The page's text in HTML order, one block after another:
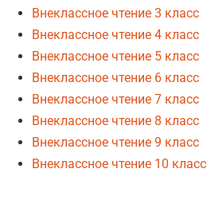
Внеклассное чтение 3 класс
Внеклассное чтение 4 класс
Внеклассное чтение 5 класс
Внеклассное чтение 6 класс
Внеклассное чтение 7 класс
Внеклассное чтение 8 класс
Внеклассное чтение 9 класс
Внеклассное чтение 10 класс